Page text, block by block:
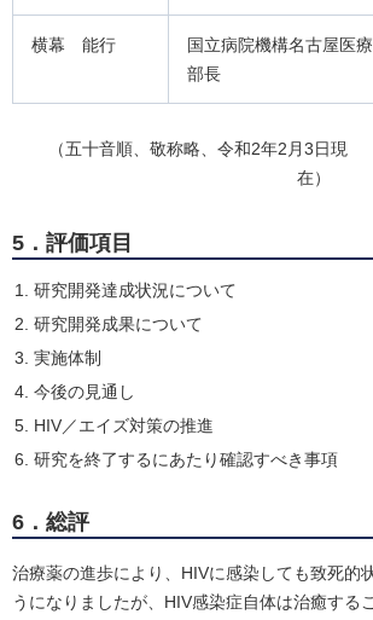
横幕 能行
国立病院機構名古屋医
部長
（五十音順、敬称略、令和2年2月3日現
在）
5．評価項目
研究開発達成状況について
研究開発成果について
実施体制
今後の見通し
HIV／エイズ対策の推進
研究を終了するにあたり確認すべき事項
6．総評
治療薬の進歩により、HIVに感染しても致死的
うになりましたが、HIV感染症自体は治癒する